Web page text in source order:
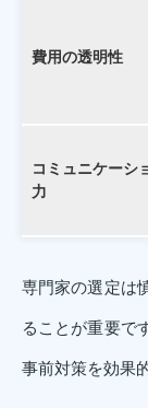
費用の透明性
コミュニケーシ
力
専門家の選定は
ることが重要で
事前対策を効果